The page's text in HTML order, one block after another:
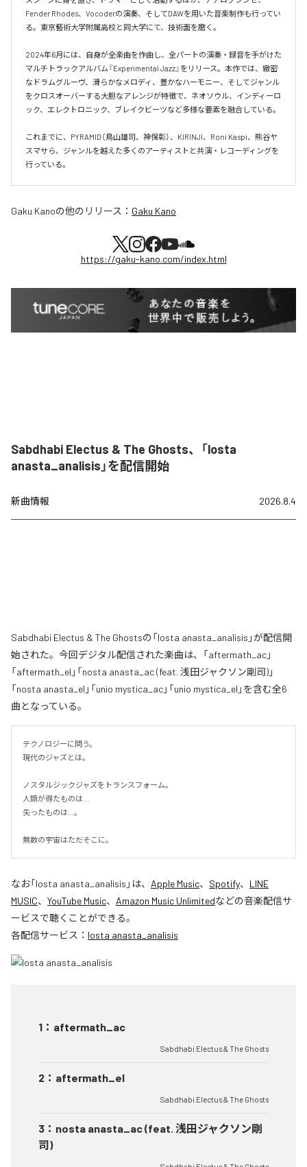
Fender Rhodes、Vocoderの演奏、そしてDAWを用いた音楽制作も行ってい
る。東京藝術大学附属高校と同大学にて、技術面を磨く。
2024年6月には、自身が全楽曲を作曲し、全パートの演奏・録音を手がけた
マルチトラックアルバム『Experimental Jazz』をリリース。本作では、緻密
なドラムグルーヴ、滑らかなメロディ、豊かなハーモニー、そしてジャンル
をクロスオーバーする大胆なアレンジが特徴で、ネオソウル、インディーロ
ック、エレクトロニック、ブレイクビーツなど多様な要素を融合している。
これまでに、PYRAMID（鳥山雄司、神保彰）、KIRINJI、Roni Kaspi、熊谷ヤ
スマサら、ジャンルを越えた多くのアーティストと共演・レコーディングを
行っている。
Gaku Kanoの他のリリース： Gaku Kano
https://gaku-kano.com/index.html
Sabdhabi Electus & The Ghosts、「losta
anasta_analisis」を配信開始
新曲情報 2026.8.4
Sabdhabi Electus & The Ghostsの「losta anasta_analisis」が配信開
始された。今回デジタル配信された楽曲は、「aftermath_ac」
「aftermath_el」「nosta anasta_ac (feat. 浅田ジャクソン剛司)」
「nosta anasta_el」「unio mystica_ac」「unio mystica_el」を含む全6
曲となっている。
テクノロジーに問う。
現代のジャズとは。
ノスタルジックジャズをトランスフォーム。
人類が得たものは...
失ったものは...。
無数の宇宙はただそこに。
なお「losta anasta_analisis 」は、 Apple Music、 Spotify、 LINE
MUSIC、 YouTube Music、 Amazon Music Unlimitedなどの音楽配信サ
ービスで聴くことができる。
各配信サービス： losta anasta_analisis
1 ： aftermath_ac
Sabdhabi Electus & The Ghosts
2 ： aftermath_el
Sabdhabi Electus & The Ghosts
3 ： nosta anasta_ac (feat. 浅田ジャクソン剛
司)